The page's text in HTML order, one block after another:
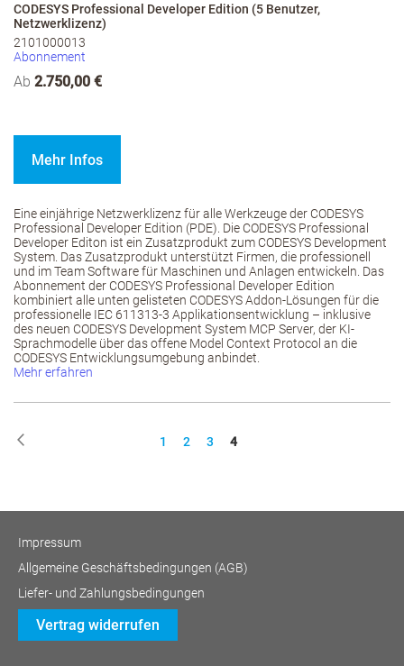
CODESYS Professional Developer Edition (5 Benutzer,
Netzwerklizenz)
2101000013
Abonnement
Ab 2.750,00 €
Mehr Infos
Eine einjährige Netzwerklizenz für alle Werkzeuge der CODESYS
Professional Developer Edition (PDE). Die CODESYS Professional
Developer Editon ist ein Zusatzprodukt zum CODESYS Development
System. Das Zusatzprodukt unterstützt Firmen, die professionell
und im Team Software für Maschinen und Anlagen entwickeln. Das
Abonnement der CODESYS Professional Developer Edition
kombiniert alle unten gelisteten CODESYS Addon-Lösungen für die
professionelle IEC 611313-3 Applikationsentwicklung – inklusive
des neuen CODESYS Development System MCP Server, der KI-
Sprachmodelle über das offene Model Context Protocol an die
CODESYS Entwicklungsumgebung anbindet.
Mehr erfahren
Seite
Seite
1 Seite
2 Seite
3 You're
currently
reading
page
4
Impressum
Allgemeine Geschäftsbedingungen (AGB)
Liefer- und Zahlungsbedingungen
Vertrag widerrufen